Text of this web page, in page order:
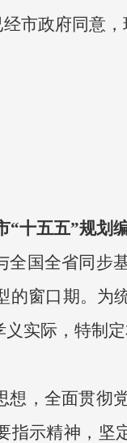
市政府同意
“十五五”规划
全国全省同
窗口期。为
实际，特制定
，全面贯彻
示精神，坚